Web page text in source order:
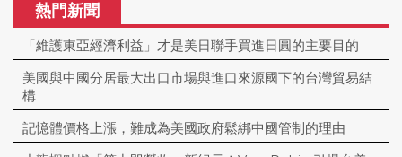
熱門新聞
「維護東亞經濟利益」才是美日聯手買進日圓的主要目的
美國與中國分居最大出口市場與進口來源國下的台灣貿易結
構
記憶體價格上漲，難成為美國政府鬆綁中國管制的理由